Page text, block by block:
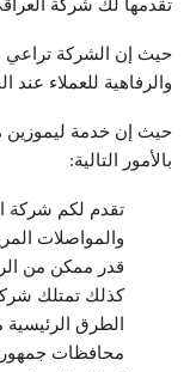
تقدمها لك شركة
حيث إن الشركة تراعي
والرفاهية للعملاء
حيث إن خدمة ليموزين
بالأمور التالية:
تقدم لكم شركة
والمواصلات
قدر ممكن من
كذلك تمتلك
الطرق
محافظات